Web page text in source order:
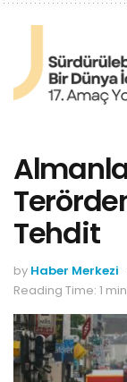
Tehdit
by Haber Merkezi
Reading Time: 1